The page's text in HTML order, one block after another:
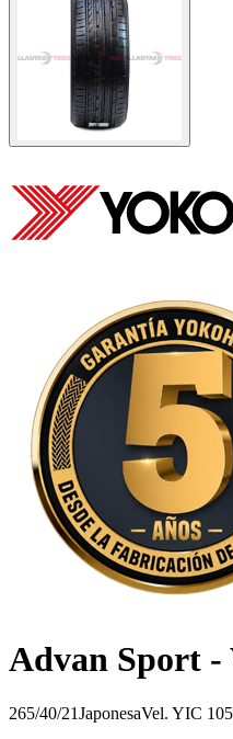
Advan Sport -
265/40/21JaponesaVel. YIC 105